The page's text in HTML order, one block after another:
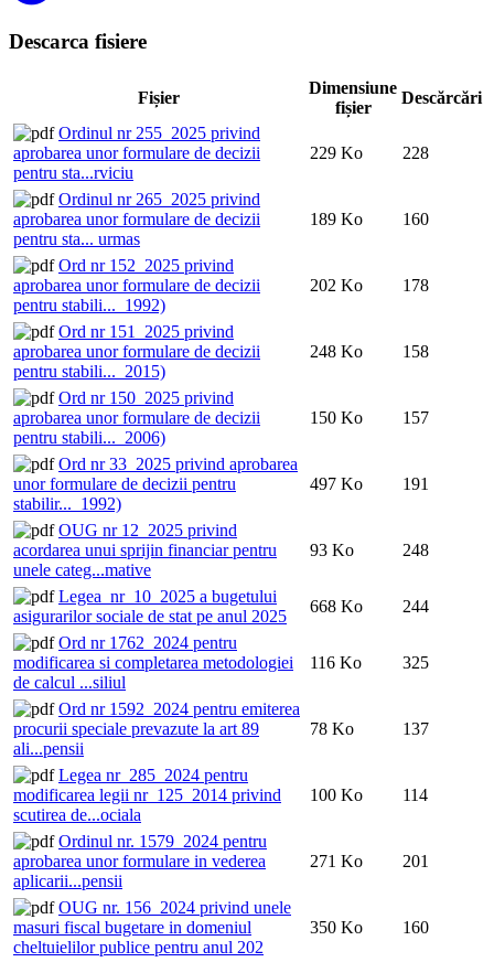
Descarca fisiere
Fișier
Dimensiune
fișier
Descărcări
Ordinul nr 255_2025 privind
aprobarea unor formulare de decizii
pentru sta...rviciu
229 Ko 228
Ordinul nr 265_2025 privind
aprobarea unor formulare de decizii
pentru sta... urmas
189 Ko 160
Ord nr 152_2025 privind
aprobarea unor formulare de decizii
pentru stabili..._1992)
202 Ko 178
Ord nr 151_2025 privind
aprobarea unor formulare de decizii
pentru stabili..._2015)
248 Ko 158
Ord nr 150_2025 privind
aprobarea unor formulare de decizii
pentru stabili..._2006)
150 Ko 157
Ord nr 33_2025 privind aprobarea
unor formulare de decizii pentru
stabilir..._1992)
497 Ko 191
OUG nr 12_2025 privind
acordarea unui sprijin financiar pentru
unele categ...mative
93 Ko 248
Legea_nr_10_2025 a bugetului
asigurarilor sociale de stat pe anul 2025
668 Ko
244
Ord nr 1762_2024 pentru
modificarea si completarea metodologiei
de calcul ...siliul
116 Ko 325
Ord nr 1592_2024 pentru emiterea
procurii speciale prevazute la art 89
ali...pensii
78 Ko 137
Legea nr_285_2024 pentru
modificarea legii nr_125_2014 privind
scutirea de...ociala
100 Ko 114
Ordinul nr. 1579_2024 pentru
aprobarea unor formulare in vederea
aplicarii...pensii
271 Ko 201
OUG nr. 156_2024 privind unele
masuri fiscal bugetare in domeniul
cheltuielilor publice pentru anul 202
350 Ko 160